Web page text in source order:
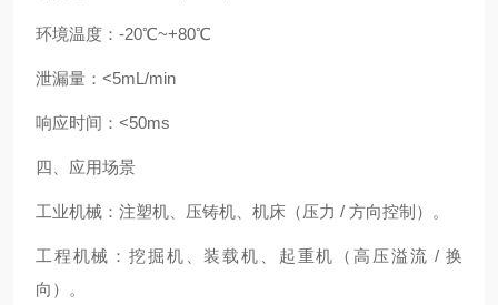
环境温度：-20℃~+80℃
泄漏量：<5mL/min
响应时间：<50ms
四、应用场景
工业机械：注塑机、压铸机、机床（压力 / 方向控制）。
工程机械：挖掘机、装载机、起重机（高压溢流 / 换
向）。